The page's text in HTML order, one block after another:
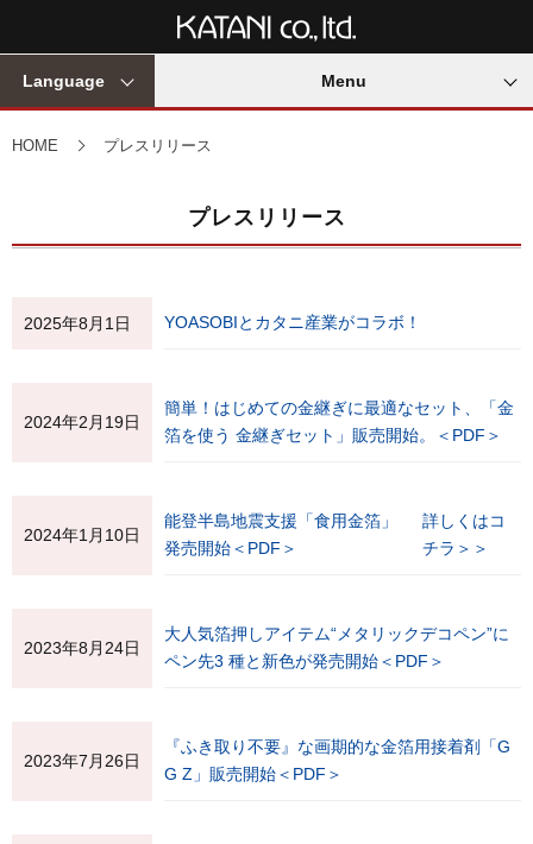
Language Menu
HOME プレスリリース
プレスリリース
2025年8月1日 YOASOBIとカタニ産業がコラボ！
2024年2月19日
簡単！はじめての金継ぎに最適なセット、「金
箔を使う 金継ぎセット」販売開始。＜PDF＞
2024年1月10日
能登半島地震支援「食用金箔」
発売開始＜PDF＞
詳しくはコ
チラ＞＞
2023年8月24日
大人気箔押しアイテム“メタリックデコペン”に
ペン先3 種と新色が発売開始＜PDF＞
2023年7月26日
『ふき取り不要』な画期的な金箔用接着剤「G
G Z」販売開始＜PDF＞